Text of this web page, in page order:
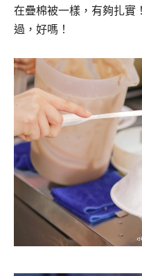
在疊棉被一樣，有夠扎實
過，好嗎！